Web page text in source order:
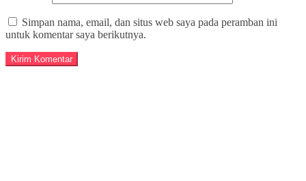
Simpan nama, email, dan situs web saya pada peramban ini
untuk komentar saya berikutnya.